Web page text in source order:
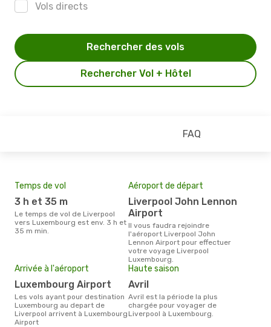
Vols directs
Rechercher Vol + Hôtel
Rechercher des vols
FAQ
Temps de vol
3 h et 35 m
Le temps de vol de Liverpool
vers Luxembourg est env. 3 h et
35 m min.
Aéroport de départ
Liverpool John Lennon
Airport
Il vous faudra rejoindre
l'aéroport Liverpool John
Lennon Airport pour effectuer
votre voyage Liverpool
Luxembourg.
Arrivée à l'aéroport
Luxembourg Airport
Les vols ayant pour destination
Luxembourg au depart de
Liverpool arrivent à Luxembourg
Airport
Haute saison
avril
avril est la période la plus
chargée pour voyager de
Liverpool à Luxembourg.